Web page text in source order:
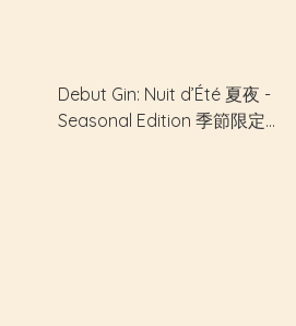
Debut Gin: Nuit d’Été 夏夜 -
Seasonal Edition 季節限定